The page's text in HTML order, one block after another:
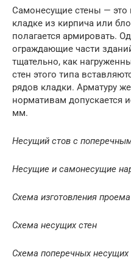
Самонесущие стены — это
кладке из кирпича или
полагается армировать.
ограждающие части
тщательно, как
стен этого типа
рядов кладки. Арматуру
нормативам допускается
мм.
Несущий стов с
Несущие и самонесущие
Схема изготовления
Схема несущих стен
Схема поперечных несущих